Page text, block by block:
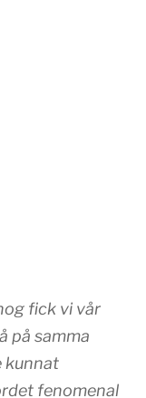
fick vi vår
på samma
kunnat
fenomenal